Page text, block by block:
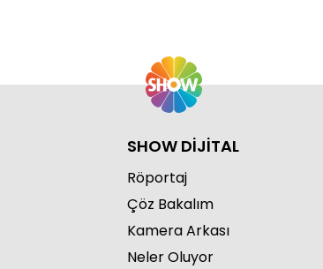
SHOW DİJİTAL
Röportaj
Çöz Bakalım
Kamera Arkası
Neler Oluyor